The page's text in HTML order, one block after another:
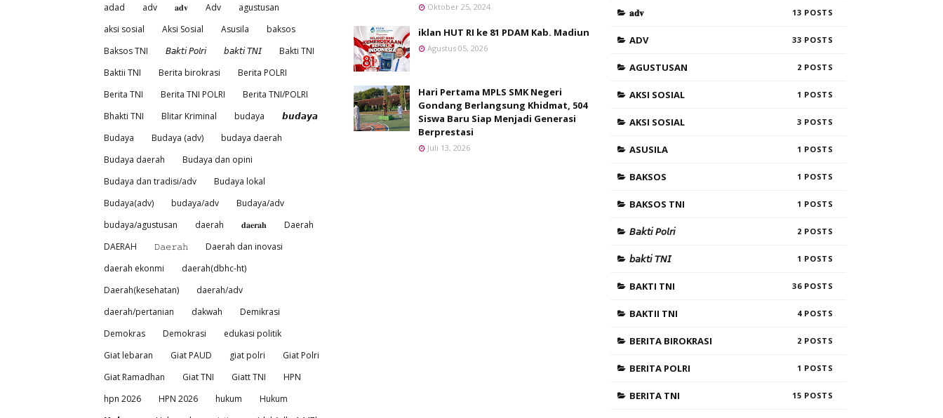
adad adv 𝐚𝐝𝐯 Adv
agustusan
aksi sosial
Aksi Sosial Asusila
baksos
Baksos TNI
𝘉𝘢𝘬𝘵𝘪 𝘗𝘰𝘭𝘳𝘪 𝘣𝘢𝘬𝘵𝘪 𝘛𝘕𝘐
Bakti TNI
Baktii TNI
Berita birokrasi
Berita POLRI
Berita TNI
Berita TNI POLRI
Berita TNI/POLRI
Bhakti TNI
Blitar Kriminal budaya
𝙗𝙪𝙙𝙖𝙮𝙖
Budaya
Budaya (adv)
budaya daerah
Budaya daerah
Budaya dan opini
Budaya dan tradisi/adv
Budaya lokal
Budaya(adv)
budaya/adv
Budaya/adv
budaya/agustusan
daerah 𝐝𝐚𝐞𝐫𝐚𝐡
Daerah
DAERAH
𝙳𝚊𝚎𝚛𝚊𝚑
Daerah dan inovasi
daerah ekonmi
daerah(dbhc-ht)
Daerah(kesehatan)
daerah/adv
daerah/pertanian
dakwah
Demikrasi
Demokras
Demokrasi
edukasi politik
Giat lebaran
Giat PAUD giat polri
Giat Polri
Giat Ramadhan
Giat TNI Giatt TNI
HPN
hpn 2026
HPN 2026 hukum
Hukum
Oktober 25, 2024
iklan HUT RI ke 81 PDAM Kab. Madiun
Agustus 05, 2026
Hari Pertama MPLS SMK Negeri
Gondang Berlangsung Khidmat, 504
Siswa Baru Siap Menjadi Generasi
Berprestasi
Juli 13, 2026
𝐚𝐝𝐯 13
ADV 33
AGUSTUSAN 2
AKSI SOSIAL 1
AKSI SOSIAL 3
ASUSILA 1
BAKSOS 1
BAKSOS TNI 1
𝘉𝘢𝘬𝘵𝘪 𝘗𝘰𝘭𝘳𝘪 2
𝘣𝘢𝘬𝘵𝘪 𝘛𝘕𝘐 1
BAKTI TNI 36
BAKTII TNI 4
BERITA BIROKRASI 2
BERITA POLRI 1
BERITA TNI 15